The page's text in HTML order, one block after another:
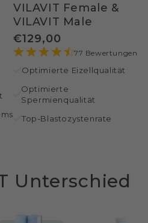
VILAVIT Female &
VILAVIT Male
Regulärer
Preis
€129,00
77 Bewertungen
Optimierte Eizellqualität
Optimierte
Spermienqualität
Top-Blastozystenrate
Unterschied